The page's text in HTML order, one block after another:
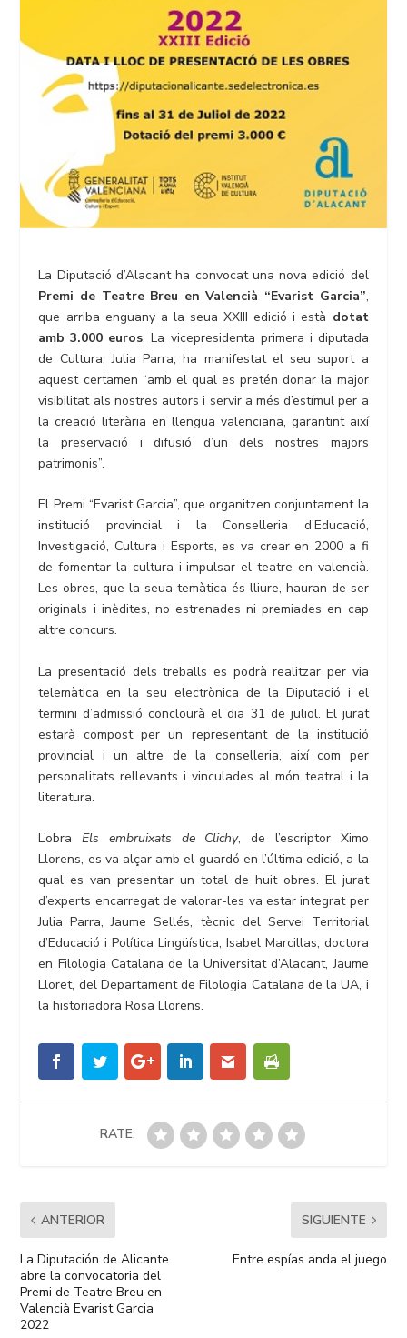
La Diputació d’Alacant ha convocat una nova edició del
Premi de Teatre Breu en Valencià “Evarist Garcia”,
que arriba enguany a la seua XXIII edició i està dotat
amb 3.000 euros. La vicepresidenta primera i diputada
de Cultura, Julia Parra, ha manifestat el seu suport a
aquest certamen “amb el qual es pretén donar la major
visibilitat als nostres autors i servir a més d’estímul per a
la creació literària en llengua valenciana, garantint així
la preservació i difusió d’un dels nostres majors
patrimonis”.
El Premi “Evarist Garcia”, que organitzen conjuntament la
institució provincial i la Conselleria d’Educació,
Investigació, Cultura i Esports, es va crear en 2000 a fi
de fomentar la cultura i impulsar el teatre en valencià.
Les obres, que la seua temàtica és lliure, hauran de ser
originals i inèdites, no estrenades ni premiades en cap
altre concurs.
La presentació dels treballs es podrà realitzar per via
telemàtica en la seu electrònica de la Diputació i el
termini d’admissió conclourà el dia 31 de juliol. El jurat
estarà compost per un representant de la institució
provincial i un altre de la conselleria, així com per
personalitats rellevants i vinculades al món teatral i la
literatura.
L’obraEls embruixats de Clichy, de l’escriptor Ximo
Llorens, es va alçar amb el guardó en l’última edició, a la
qual es van presentar un total de huit obres. El jurat
d’experts encarregat de valorar-les va estar integrat per
Julia Parra, Jaume Sellés, tècnic del Servei Territorial
d’Educació i Política Lingüística, Isabel Marcillas, doctora
en Filologia Catalana de la Universitat d’Alacant, Jaume
Lloret, del Departament de Filologia Catalana de la UA, i
la historiadora Rosa Llorens.
RATE:
ANTERIOR
La Diputación de Alicante
abre la convocatoria del
Premi de Teatre Breu en
Valencià Evarist Garcia
2022
SIGUIENTE
Entre espías anda el juego